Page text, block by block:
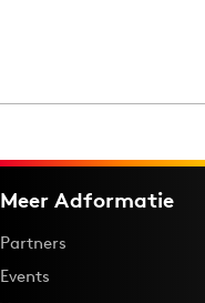
Menu
Home
9 sept: GenAI-training
Meer Adformatie
Partners
Events